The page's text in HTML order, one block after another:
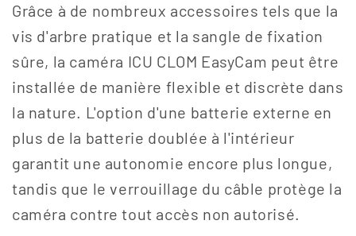
Grâce à de nombreux accessoires tels que la
vis d'arbre pratique et la sangle de fixation
sûre, la caméra ICU CLOM EasyCam peut être
installée de manière flexible et discrète dans
la nature. L'option d'une batterie externe en
plus de la batterie doublée à l'intérieur
garantit une autonomie encore plus longue,
tandis que le verrouillage du câble protège la
caméra contre tout accès non autorisé.